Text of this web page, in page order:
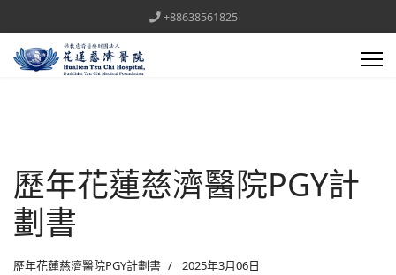
+88638561825
歷年花蓮慈濟醫院PGY計
劃書
歷年花蓮慈濟醫院PGY計劃書 2025年3月06日